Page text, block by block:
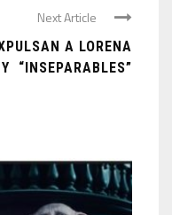
Next Article
A LORENA
“INSEPARABLES”